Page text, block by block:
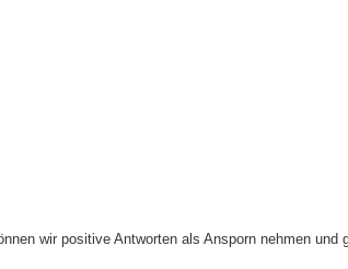
wir positive Antworten als Ansporn nehmen und